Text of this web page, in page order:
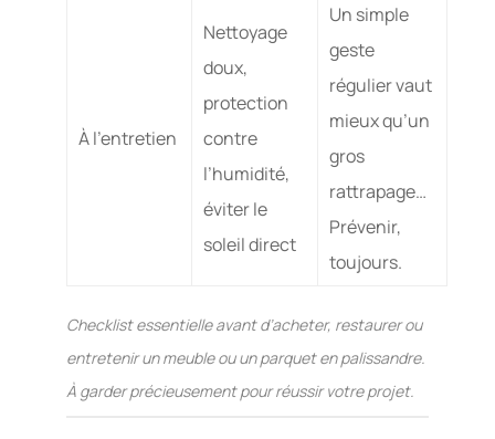
À l’entretien
Nettoyage
doux,
protection
contre
l’humidité,
éviter le
soleil direct
Un simple
geste
régulier vaut
mieux qu’un
gros
rattrapage…
Prévenir,
toujours.
Checklist essentielle avant d’acheter, restaurer ou
entretenir un meuble ou un parquet en palissandre.
À garder précieusement pour réussir votre projet.